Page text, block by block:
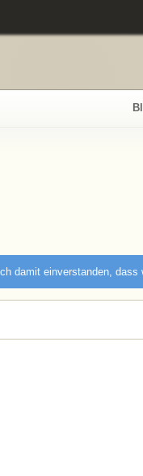
damit einverstanden,